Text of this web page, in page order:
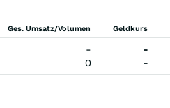
Ges. Umsatz/Volumen Geldkurs
-
0
-
-